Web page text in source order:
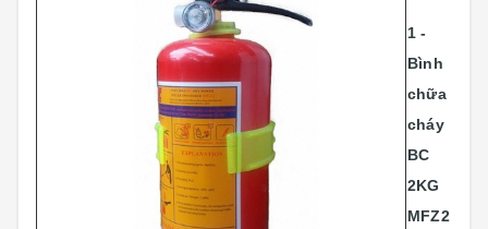
1 -
Bình
chữa
cháy
BC
2KG
MFZ2